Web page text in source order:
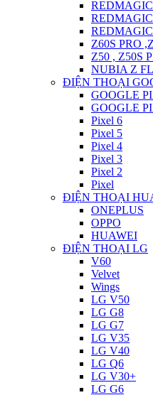
REDMAGIC
REDMAGIC
REDMAGIC
Z60S PRO
Z50 , Z50S
NUBIA Z
ĐIỆN THOẠI
GOOGLE
GOOGLE
Pixel 6
Pixel 5
Pixel 4
Pixel 3
Pixel 2
Pixel
ĐIỆN THOẠI
ONEPLUS
OPPO
HUAWEI
ĐIỆN THOẠI LG
V60
Velvet
Wings
LG V50
LG G8
LG G7
LG V35
LG V40
LG Q6
LG V30+
LG G6